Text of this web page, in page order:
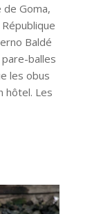
de Goma,
Baldé
balles
les obus
hôtel. Les